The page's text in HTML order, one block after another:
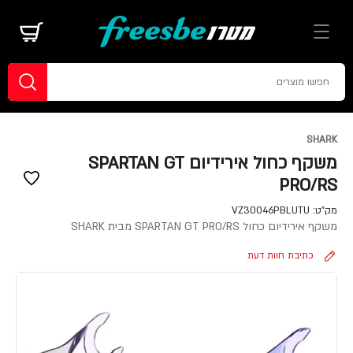
SHARK
משקף כחול אירידיום SPARTAN GT
PRO/RS
מק"ט: VZ30046PBLUTU
משקף אירידיום כחול SPARTAN GT PRO/RS מבית SHARK
כתיבת חוות דעת